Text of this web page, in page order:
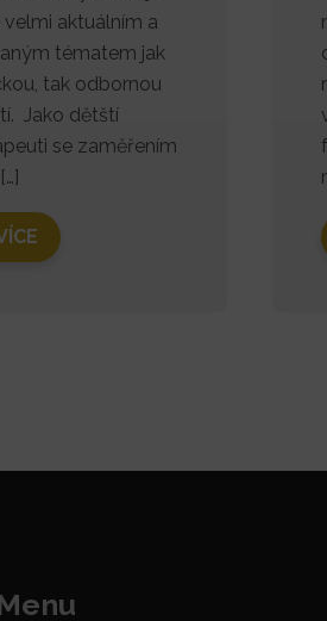
velmi aktuálním a
tématem jak
tak odbornou
Jako dětští
se zaměřením